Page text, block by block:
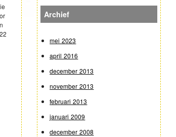
Archief
mei 2023
april 2016
december 2013
november 2013
februari 2013
januari 2009
december 2008